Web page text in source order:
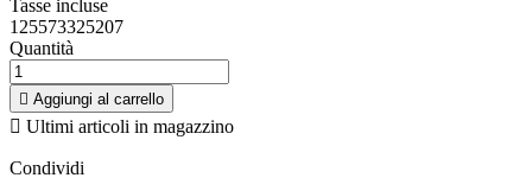
Tasse incluse
125573325207
Quantità
 Aggiungi al carrello
 Ultimi articoli in magazzino
Condividi